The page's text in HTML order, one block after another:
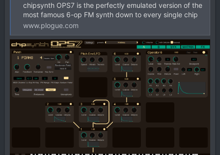
chipsynth OPS7 is the perfectly emulated version of the
most famous 6-op FM synth down to every single chip
www.plogue.com